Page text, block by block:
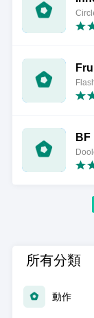
所有分類
動作